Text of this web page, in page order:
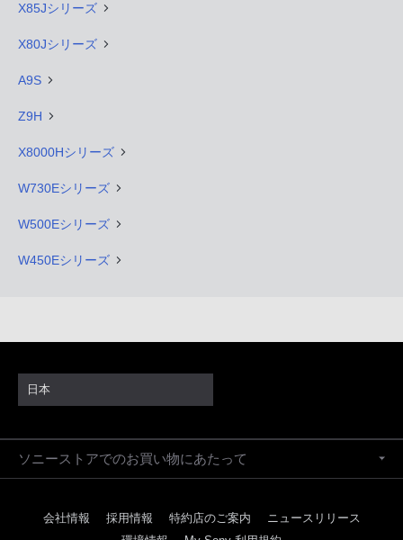
X85Jシリーズ
X80Jシリーズ
A9S
Z9H
X8000Hシリーズ
W730Eシリーズ
W500Eシリーズ
W450Eシリーズ
日本
ソニーストアでのお買い物にあたって
会社情報 採用情報 特約店のご案内
ニュースリリース